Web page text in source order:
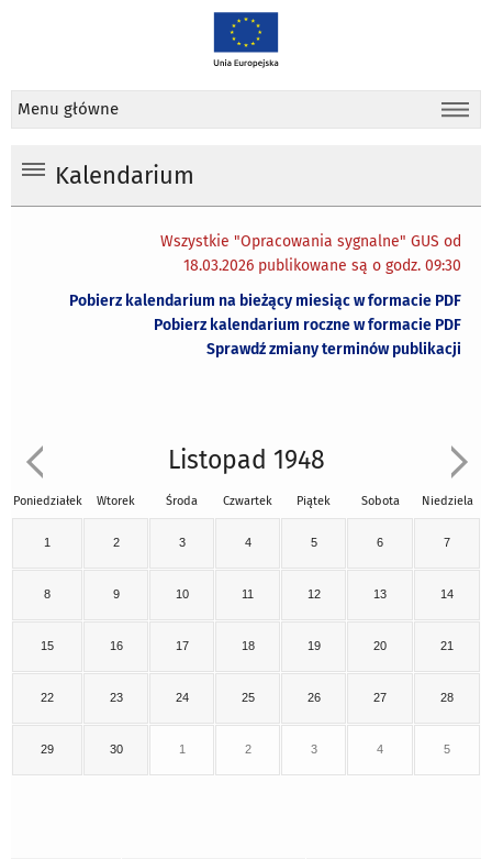
Menu główne
Kalendarium
Wszystkie "Opracowania sygnalne" GUS od
18.03.2026 publikowane są o godz. 09:30
Pobierz kalendarium na bieżący miesiąc w formacie PDF
Pobierz kalendarium roczne w formacie PDF
Sprawdź zmiany terminów publikacji
Listopad 1948
Poniedziałek Wtorek Środa Czwartek Piątek Sobota Niedziela
1 2 3 4 5 6 7
8 9 10 11 12 13 14
15 16 17 18 19 20 21
22 23 24 25 26 27 28
29 30 1 2 3 4 5